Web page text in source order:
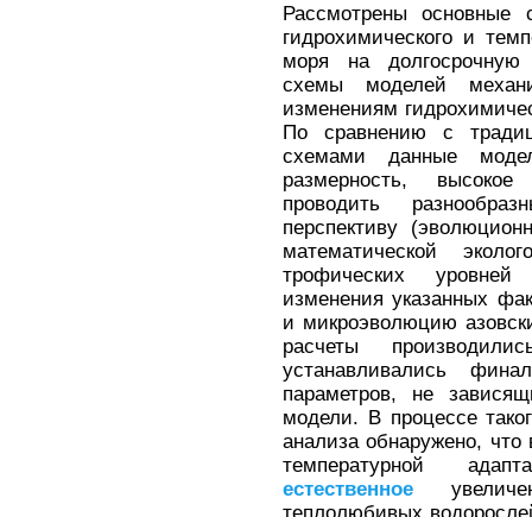
Рассмотрены основные
гидрохимического и
моря на долгосрочную
схемы моделей
изменениям
По сравнению с
схемами данные
размерность,
проводить
перспективу
математической
трофических
изменения указанных
и микроэволюцию
расчеты
устанавливались
параметров, не
модели. В процессе
анализа обнаружено, что
температурной
естественное